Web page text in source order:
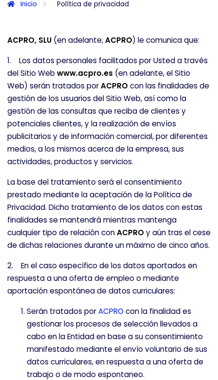
Inicio Política de privacidad
ACPRO, SLU (en adelante,ACPRO) le comunica que:
1. Los datos personales facilitados por Usted a través
del Sitio Web www.acpro.es (en adelante, el Sitio
Web) serán tratados porACPRO con las finalidades de
gestión de los usuarios del Sitio Web, así como la
gestión de las consultas que reciba de clientes y
potenciales clientes, y la realización de envíos
publicitarios y de información comercial, por diferentes
medios, a los mismos acerca de la empresa, sus
actividades, productos y servicios.
La base del tratamiento será el consentimiento
prestado mediante la aceptación de la Política de
Privacidad. Dicho tratamiento de los datos con estas
finalidades se mantendrá mientras mantenga
cualquier tipo de relación conACPRO y aún tras el cese
de dichas relaciones durante un máximo de cinco años.
2. En el caso específico de los datos aportados en
respuesta a una oferta de empleo o mediante
aportación espontánea de datos curriculares:
Serán tratados porACPRO con la finalidad es
gestionar los procesos de selección llevados a
cabo en la Entidad en base a su consentimiento
manifestado mediante el envío voluntario de sus
datos curriculares, en respuesta a una oferta de
trabajo o de modo espontaneo.